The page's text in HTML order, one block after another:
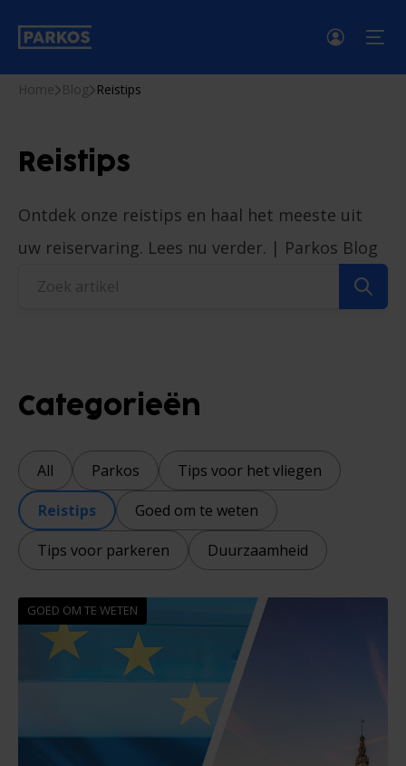
Home Blog Reistips
Reistips
Ontdek onze reistips en haal het meeste uit
uw reiservaring. Lees nu verder. | Parkos Blog
Categorieën
All Parkos
Tips voor het vliegen
Reistips
Goed om te weten
Tips voor parkeren
Duurzaamheid
GOED OM TE WETEN